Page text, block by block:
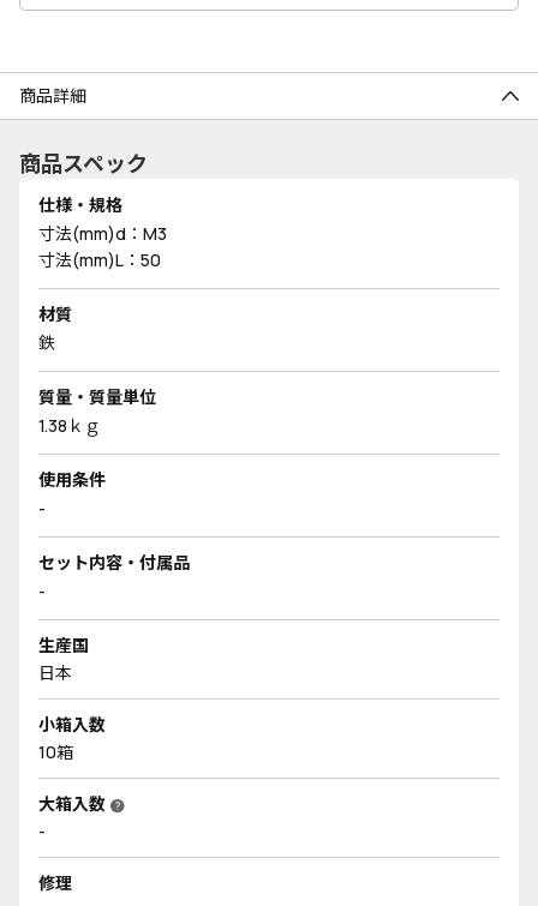
商品詳細
商品スペック
仕様・規格
寸法(mm)d：M3
寸法(mm)L：50
材質
鉄
質量・質量単位
1.38ｋｇ
使用条件
-
セット内容・付属品
-
生産国
日本
小箱入数
10箱
大箱入数 help
-
修理